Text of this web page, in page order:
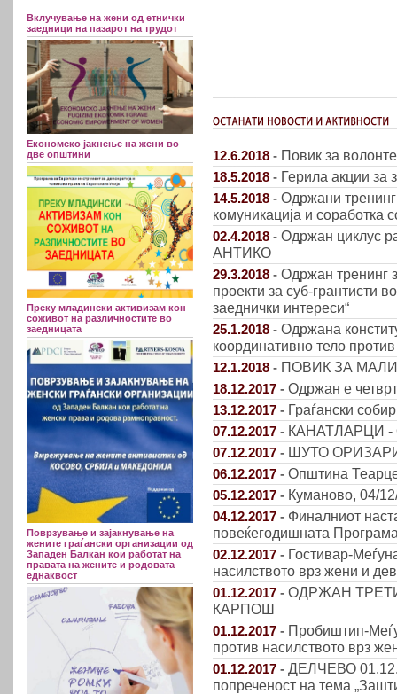
Вклучување на жени од етнички
заедници на пазарот на трудот
Економско јакнење на жени во
две општини
Преку младински активизам кон
соживот на различностите во
заедницата
Поврзување и зајакнување на
жените граѓански организации од
Западен Балкан кои работат на
правата на жените и родовата
еднаквост
12.6.2018 - Повик за
18.5.2018 - Герила акции за
14.5.2018 - Одржани
комуникација и соработка
02.4.2018 - Одржан циклус
АНТИКО
29.3.2018 - Одржан тренинг
проекти за суб-грантисти
заеднички интереси“
25.1.2018 - Одржана
координативно тело
12.1.2018 - ПОВИК ЗА
18.12.2017 - Одржан е
13.12.2017 - Граѓански
07.12.2017 - КАНАТЛАРЦИ -
07.12.2017 - ШУТО ОРИЗАРИ
06.12.2017 - Општина
05.12.2017 - Куманово, 04/
04.12.2017 - Финалниот
повеќегодишната
02.12.2017 - Гостивар-
насилството врз жени и
01.12.2017 - ОДРЖАН
КАРПОШ
01.12.2017 - Пробиштип-
против насилството врз
01.12.2017 - ДЕЛЧЕВО
попреченост на тема